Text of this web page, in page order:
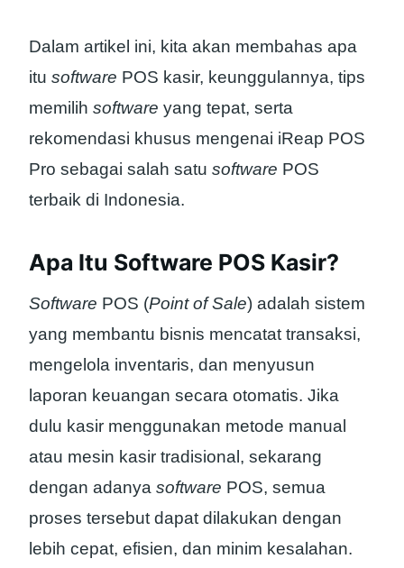
Dalam artikel ini, kita akan membahas apa
itu software POS kasir, keunggulannya, tips
memilih software yang tepat, serta
rekomendasi khusus mengenai iReap POS
Pro sebagai salah satu software POS
terbaik di Indonesia.
Apa Itu Software POS Kasir?
Software POS (Point of Sale) adalah sistem
yang membantu bisnis mencatat transaksi,
mengelola inventaris, dan menyusun
laporan keuangan secara otomatis. Jika
dulu kasir menggunakan metode manual
atau mesin kasir tradisional, sekarang
dengan adanya software POS, semua
proses tersebut dapat dilakukan dengan
lebih cepat, efisien, dan minim kesalahan.